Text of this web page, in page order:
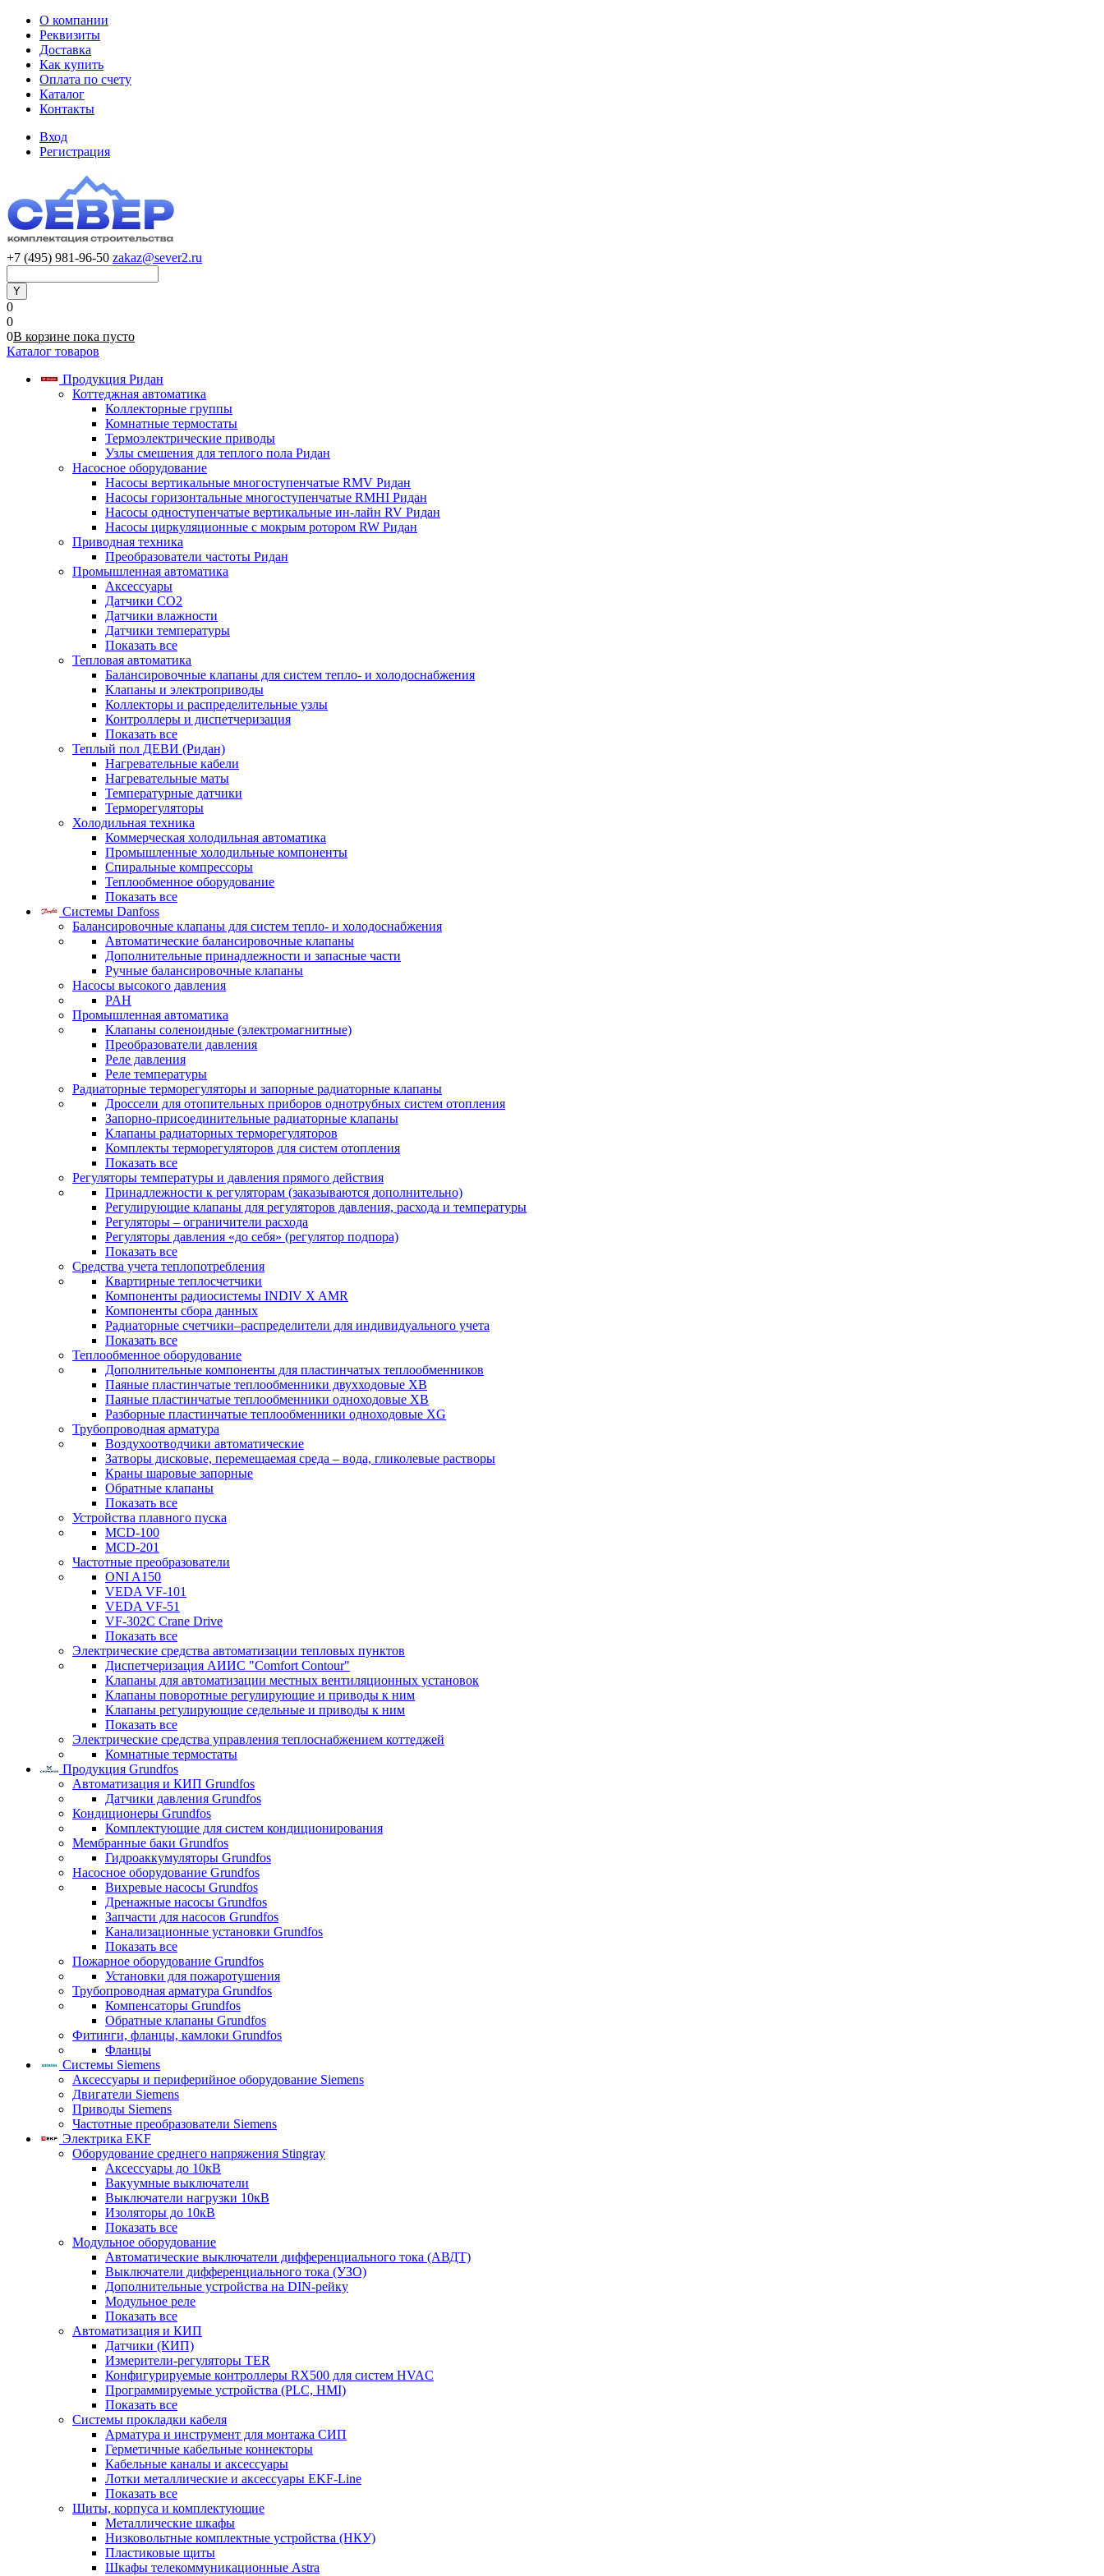
О компании
Реквизиты
Доставка
Как купить
Оплата по счету
Каталог
Контакты
Вход
Регистрация
+7 (495) 981-96-50 zakaz@sever2.ru
0
0
0В корзине пока пусто
Каталог товаров
Продукция Ридан
Коттеджная автоматика
Коллекторные группы
Комнатные термостаты
Термоэлектрические приводы
Узлы смешения для теплого пола Ридан
Насосное оборудование
Насосы вертикальные многоступенчатые RMV Ридан
Насосы горизонтальные многоступенчатые RMHI Ридан
Насосы одноступенчатые вертикальные ин-лайн RV Ридан
Насосы циркуляционные с мокрым ротором RW Ридан
Приводная техника
Преобразователи частоты Ридан
Промышленная автоматика
Аксессуары
Датчики CO2
Датчики влажности
Датчики температуры
Показать все
Тепловая автоматика
Балансировочные клапаны для систем тепло- и холодоснабжения
Клапаны и электроприводы
Коллекторы и распределительные узлы
Контроллеры и диспетчеризация
Показать все
Теплый пол ДЕВИ (Ридан)
Нагревательные кабели
Нагревательные маты
Температурные датчики
Терморегуляторы
Холодильная техника
Коммерческая холодильная автоматика
Промышленные холодильные компоненты
Спиральные компрессоры
Теплообменное оборудование
Показать все
Системы Danfoss
Балансировочные клапаны для систем тепло- и холодоснабжения
Автоматические балансировочные клапаны
Дополнительные принадлежности и запасные части
Ручные балансировочные клапаны
Насосы высокого давления
PAH
Промышленная автоматика
Клапаны соленоидные (электромагнитные)
Преобразователи давления
Реле давления
Реле температуры
Радиаторные терморегуляторы и запорные радиаторные клапаны
Дроссели для отопительных приборов однотрубных систем отопления
Запорно-присоединительные радиаторные клапаны
Клапаны радиаторных терморегуляторов
Комплекты терморегуляторов для систем отопления
Показать все
Регуляторы температуры и давления прямого действия
Принадлежности к регуляторам (заказываются дополнительно)
Регулирующие клапаны для регуляторов давления, расхода и температуры
Регуляторы – ограничители расхода
Регуляторы давления «до себя» (регулятор подпора)
Показать все
Средства учета теплопотребления
Квартирные теплосчетчики
Компоненты радиосистемы INDIV X AMR
Компоненты сбора данных
Радиаторные счетчики–распределители для индивидуального учета
Показать все
Теплообменное оборудование
Дополнительные компоненты для пластинчатых теплообменников
Паяные пластинчатые теплообменники двухходовые XB
Паяные пластинчатые теплообменники одноходовые ХВ
Разборные пластинчатые теплообменники одноходовые ХG
Трубопроводная арматура
Воздухоотводчики автоматические
Затворы дисковые, перемещаемая среда – вода, гликолевые растворы
Краны шаровые запорные
Обратные клапаны
Показать все
Устройства плавного пуска
MCD-100
MCD-201
Частотные преобразователи
ONI A150
VEDA VF-101
VEDA VF-51
VF-302C Crane Drive
Показать все
Электрические средства автоматизации тепловых пунктов
Диспетчеризация АИИС "Comfort Contour"
Клапаны для автоматизации местных вентиляционных установок
Клапаны поворотные регулирующие и приводы к ним
Клапаны регулирующие седельные и приводы к ним
Показать все
Электрические средства управления теплоснабжением коттеджей
Комнатные термостаты
Продукция Grundfos
Автоматизация и КИП Grundfos
Датчики давления Grundfos
Кондиционеры Grundfos
Комплектующие для систем кондиционирования
Мембранные баки Grundfos
Гидроаккумуляторы Grundfos
Насосное оборудование Grundfos
Вихревые насосы Grundfos
Дренажные насосы Grundfos
Запчасти для насосов Grundfos
Канализационные установки Grundfos
Показать все
Пожарное оборудование Grundfos
Установки для пожаротушения
Трубопроводная арматура Grundfos
Компенсаторы Grundfos
Обратные клапаны Grundfos
Фитинги, фланцы, камлоки Grundfos
Фланцы
Системы Siemens
Аксессуары и периферийное оборудование Siemens
Двигатели Siemens
Приводы Siemens
Частотные преобразователи Siemens
Электрика EKF
Оборудование среднего напряжения Stingray
Аксессуары до 10кВ
Вакуумные выключатели
Выключатели нагрузки 10кВ
Изоляторы до 10кВ
Показать все
Модульное оборудование
Автоматические выключатели дифференциального тока (АВДТ)
Выключатели дифференциального тока (УЗО)
Дополнительные устройства на DIN-рейку
Модульное реле
Показать все
Автоматизация и КИП
Датчики (КИП)
Измерители-регуляторы TER
Конфигурируемые контроллеры RX500 для систем HVAC
Программируемые устройства (PLC, HMI)
Показать все
Системы прокладки кабеля
Арматура и инструмент для монтажа СИП
Герметичные кабельные коннекторы
Кабельные каналы и аксессуары
Лотки металлические и аксессуары EKF-Line
Показать все
Щиты, корпуса и комплектующие
Металлические шкафы
Низковольтные комплектные устройства (НКУ)
Пластиковые щиты
Шкафы телекоммуникационные Astra